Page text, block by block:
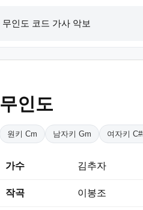
무인도
원키 Cm 남자키 Gm 여자키
가수 김추자
작곡 이봉조